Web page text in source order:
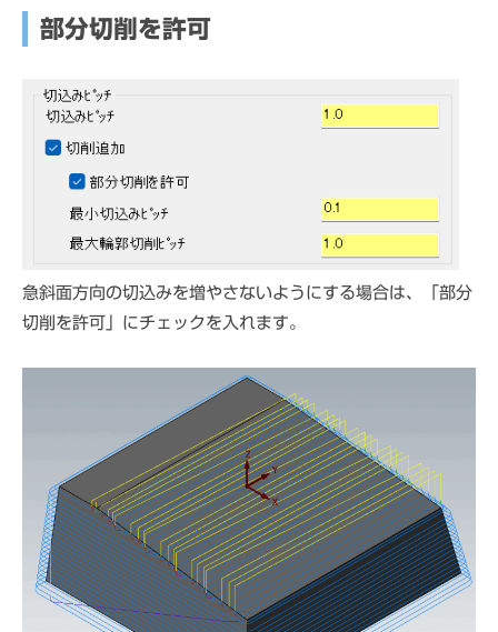
部分切削を許可
急斜面方向の切込みを増やさないようにする場合は、「部分
切削を許可」にチェックを入れます。